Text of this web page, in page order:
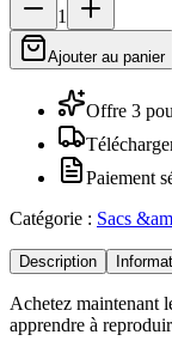
1
Ajouter au panier
Offre 3
Paiement
Catégorie : Sacs
Description
Achetez maintenant
apprendre à